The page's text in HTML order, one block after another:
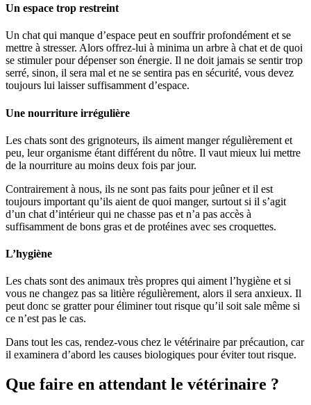
Un espace trop restreint
Un chat qui manque d’espace peut en souffrir profondément et se
mettre à stresser. Alors offrez-lui à minima un arbre à chat et de quoi
se stimuler pour dépenser son énergie. Il ne doit jamais se sentir trop
serré, sinon, il sera mal et ne se sentira pas en sécurité, vous devez
toujours lui laisser suffisamment d’espace.
Une nourriture irrégulière
Les chats sont des grignoteurs, ils aiment manger régulièrement et
peu, leur organisme étant différent du nôtre. Il vaut mieux lui mettre
de la nourriture au moins deux fois par jour.
Contrairement à nous, ils ne sont pas faits pour jeûner et il est
toujours important qu’ils aient de quoi manger, surtout si il s’agit
d’un chat d’intérieur qui ne chasse pas et n’a pas accès à
suffisamment de bons gras et de protéines avec ses croquettes.
L’hygiène
Les chats sont des animaux très propres qui aiment l’hygiène et si
vous ne changez pas sa litière régulièrement, alors il sera anxieux. Il
peut donc se gratter pour éliminer tout risque qu’il soit sale même si
ce n’est pas le cas.
Dans tout les cas, rendez-vous chez le vétérinaire par précaution, car
il examinera d’abord les causes biologiques pour éviter tout risque.
Que faire en attendant le vétérinaire ?